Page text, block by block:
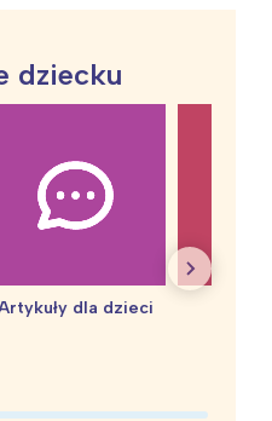
dziecku
dla dzieci